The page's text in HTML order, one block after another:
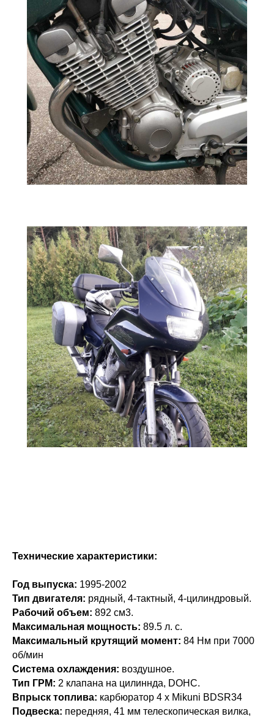
Технические характеристики:
Год выпуска: 1995-2002
Тип двигателя: рядный, 4-тактный, 4-цилиндровый.
Рабочий объем: 892 см3.
Максимальная мощность: 89.5 л. с.
Максимальный крутящий момент: 84 Нм при 7000
об/мин
Система охлаждения: воздушное.
Тип ГРМ: 2 клапана на цилиннда, DOHC.
Впрыск топлива: карбюратор 4 х Mikuni BDSR34
Подвеска: передняя, 41 мм телескопическая вилка,